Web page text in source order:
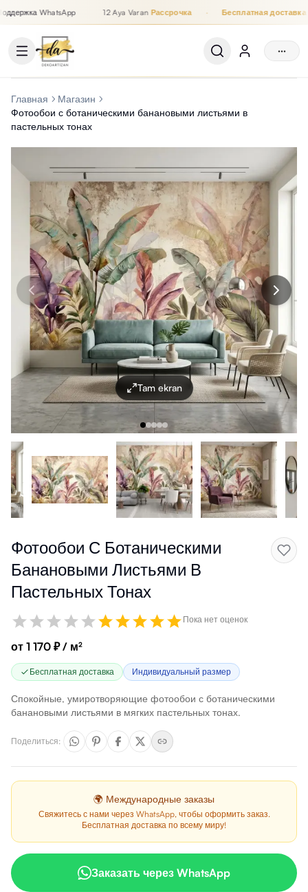
WhatsApp 12 Aya Varan Рассрочка Бесплатная доставка
···
Главная
Магазин
Фотообои с ботаническими банановыми листьями в
пастельных тонах
Tam ekran
Фотообои С Ботаническими
Банановыми Листьями В
Пастельных Тонах
Пока нет оценок
от 1 170 ₽ / м²
Бесплатная доставка Индивидуальный размер
Спокойные, умиротворяющие фотообои с ботаническими
банановыми листьями в мягких пастельных тонах.
Поделиться:
🌍 Международные заказы
Свяжитесь с нами через WhatsApp, чтобы оформить заказ.
Бесплатная доставка по всему миру!
Заказать через WhatsApp